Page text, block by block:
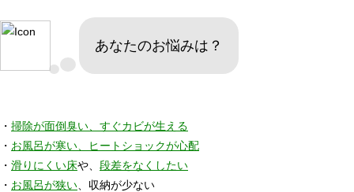
あなたのお悩みは？
・ 掃除が面倒臭い、すぐカビが生える
・ お風呂が寒い、ヒートショックが心配
・ 滑りにくい床や、 段差をなくしたい
・ お風呂が狭い 、収納が少ない